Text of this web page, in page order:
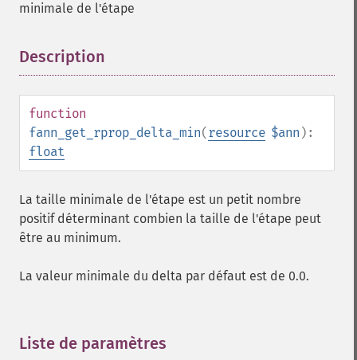
minimale de l'étape
Description
function
fann_get_rprop_delta_min(resource $ann ):
float
La taille minimale de l'étape est un petit nombre
positif déterminant combien la taille de l'étape peut
être au minimum.
La valeur minimale du delta par défaut est de 0.0.
Liste de paramètres